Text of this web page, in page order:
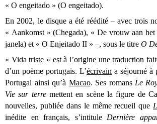
« O engeitado » (O engeitado).
En 2002, le disque a été réédité – avec trois
« Aankomst » (Chegada), « De vrouw aan
janela) et « O Enjeitado II » –, sous le titreO
« Vida triste » est à l’origine une traduction
d’un poème portugais. L’écrivain a séjourné à
Portugal ainsi qu’à Macao. Ses romans Le
Vie sur terremettent en scène la figure de
nouvelles, publiée dans le même recueil que
inédite en français, s’intitule Dernière